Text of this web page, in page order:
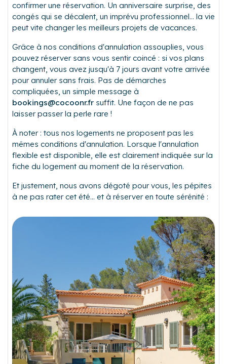
confirmer une réservation. Un anniversaire surprise, des
congés qui se décalent, un imprévu professionnel… la vie
peut vite changer les meilleurs projets de vacances.
Grâce à nos conditions d'annulation assouplies, vous
pouvez réserver sans vous sentir coincé : si vos plans
changent, vous avez jusqu'à 7 jours avant votre arrivée
pour annuler sans frais. Pas de démarches
compliquées, un simple message à
bookings@cocoonr.fr suffit. Une façon de ne pas
laisser passer la perle rare !
À noter : tous nos logements ne proposent pas les
mêmes conditions d'annulation. Lorsque l'annulation
flexible est disponible, elle est clairement indiquée sur la
fiche du logement au moment de la réservation.
Et justement, nous avons dégoté pour vous, les pépites
à ne pas rater cet été... et à réserver en toute sérénité :